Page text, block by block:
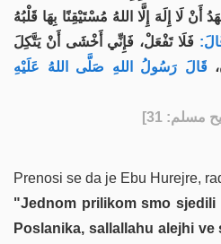
لَا إِلَهَ إِلَّا اللهُ مُسْتَيْقِنًا بِهَا قَلْبُهُ
فَلَا تَفْعَلْ، فَإِنِّي أَخْشَى أَنْ يَتَّكِلَ
قَالَ رَسُولُ اللهِ صَلَّى اللهُ عَلَيْهِ
31]
Prenosi se da je Ebu Hurejre,
"Jednom prilikom smo
Poslanika, sallallahu alejhi